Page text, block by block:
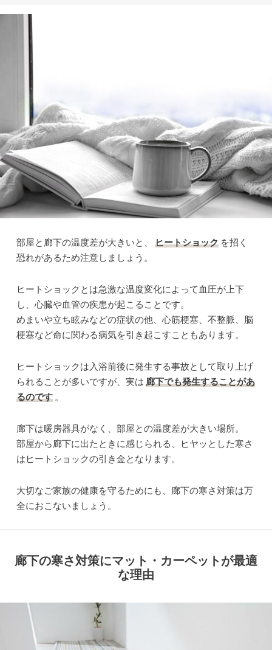
部屋と廊下の温度差が大きいと、 ヒートショック を招く
恐れがあるため注意しましょう。
ヒートショックとは急激な温度変化によって血圧が上下
し、心臓や血管の疾患が起こることです。
めまいや立ち眩みなどの症状の他、心筋梗塞、不整脈、脳
梗塞など命に関わる病気を引き起こすこともあります。
ヒートショックは入浴前後に発生する事故として取り上げ
られることが多いですが、実は 廊下でも発生することがあ
るのです 。
廊下は暖房器具がなく、部屋との温度差が大きい場所。
部屋から廊下に出たときに感じられる、ヒヤッとした寒さ
はヒートショックの引き金となります。
大切なご家族の健康を守るためにも、廊下の寒さ対策は万
全におこないましょう。
廊下の寒さ対策にマット・カーペットが最適
な理由